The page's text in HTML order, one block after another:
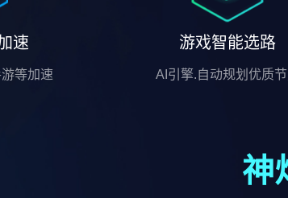
速
等加速
游戏智能选路
AI引擎.自动规划优质
神